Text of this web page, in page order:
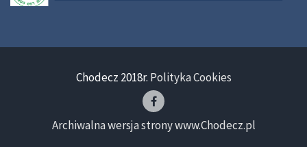
Chodecz 2018r. Polityka Cookies
Archiwalna wersja strony www.Chodecz.pl